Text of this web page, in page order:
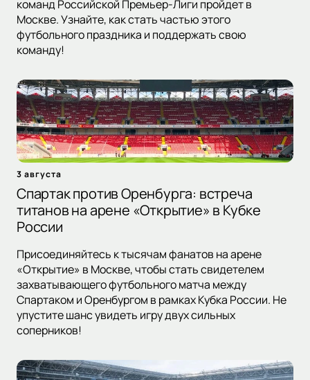
команд Российской Премьер-Лиги пройдет в
Москве. Узнайте, как стать частью этого
футбольного праздника и поддержать свою
команду!
3 августа
Спартак против Оренбурга: встреча
титанов на арене «Открытие» в Кубке
России
Присоединяйтесь к тысячам фанатов на арене
«Открытие» в Москве, чтобы стать свидетелем
захватывающего футбольного матча между
Спартаком и Оренбургом в рамках Кубка России. Не
упустите шанс увидеть игру двух сильных
соперников!